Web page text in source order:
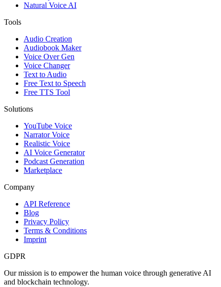
Natural Voice AI
Tools
Audio Creation
Audiobook Maker
Voice Over Gen
Voice Changer
Text to Audio
Free Text to Speech
Free TTS Tool
Solutions
YouTube Voice
Narrator Voice
Realistic Voice
AI Voice Generator
Podcast Generation
Marketplace
Company
API Reference
Blog
Privacy Policy
Terms & Conditions
Imprint
GDPR
Our mission is to empower the human voice through generative AI
and blockchain technology.